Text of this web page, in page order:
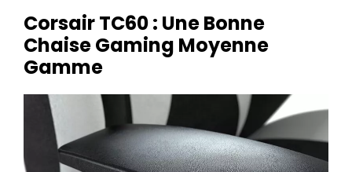
Corsair TC60 : Une Bonne
Chaise Gaming Moyenne
Gamme